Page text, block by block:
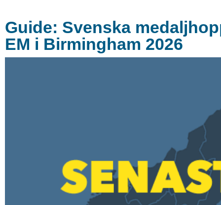
Guide: Svenska
EM i Birmingham 2026